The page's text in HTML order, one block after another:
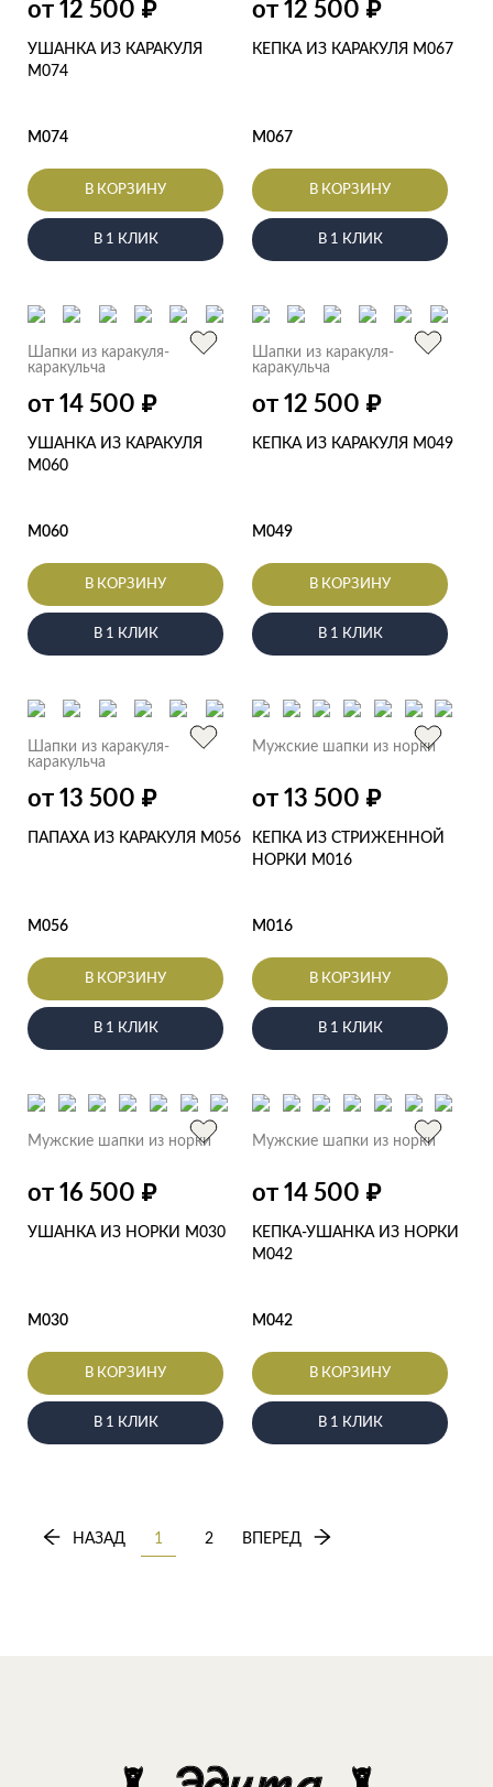
от 12 500 ₽
УШАНКА ИЗ КАРАКУЛЯ
M074
M074
В КОРЗИНУ
В 1 КЛИК
от 12 500 ₽
КЕПКА ИЗ КАРАКУЛЯ M067
M067
В КОРЗИНУ
В 1 КЛИК
Шапки из каракуля-
каракульча
от 14 500 ₽
УШАНКА ИЗ КАРАКУЛЯ
M060
M060
В КОРЗИНУ
В 1 КЛИК
Шапки из каракуля-
каракульча
от 12 500 ₽
КЕПКА ИЗ КАРАКУЛЯ M049
M049
В КОРЗИНУ
В 1 КЛИК
Шапки из каракуля-
каракульча
от 13 500 ₽
ПАПАХА ИЗ КАРАКУЛЯ M056
M056
В КОРЗИНУ
В 1 КЛИК
Мужские шапки из норки
от 13 500 ₽
КЕПКА ИЗ СТРИЖЕННОЙ
НОРКИ M016
M016
В КОРЗИНУ
В 1 КЛИК
Мужские шапки из норки
от 16 500 ₽
УШАНКА ИЗ НОРКИ M030
M030
В КОРЗИНУ
В 1 КЛИК
Мужские шапки из норки
от 14 500 ₽
КЕПКА-УШАНКА ИЗ НОРКИ
M042
M042
В КОРЗИНУ
В 1 КЛИК
НАЗАД 1 2 ВПЕРЕД